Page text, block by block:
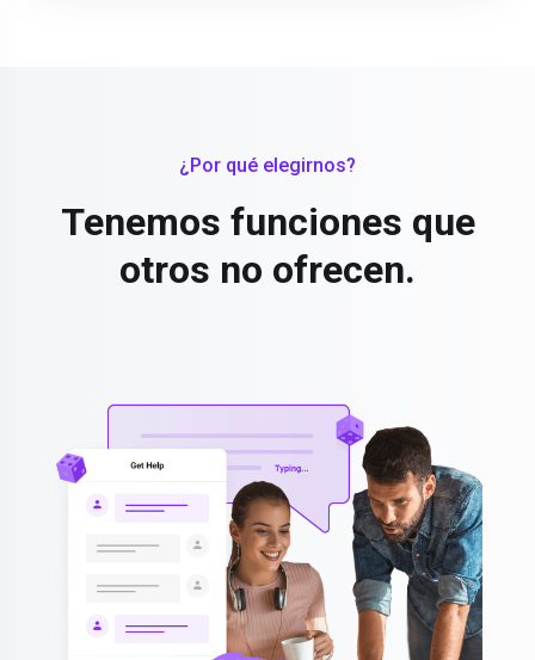
¿Por qué elegirnos?
Tenemos funciones que
otros no ofrecen.